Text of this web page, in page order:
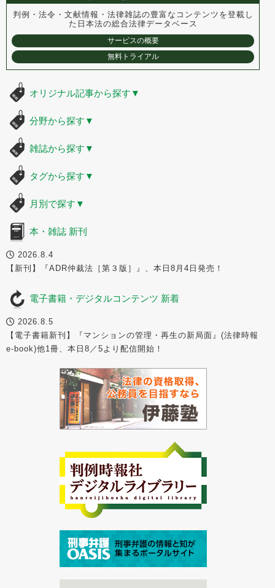
判例・法令・文献情報・法律雑誌の豊富なコンテンツを登載し
た 日本法の総合法律データベース
サービスの概要
無料トライアル
オリジナル記事から探す ▼
分野から探す ▼
雑誌から探す ▼
タグから探す ▼
月別で探す ▼
本・雑誌 新刊
2026.8.4
【新刊】『ADR仲裁法［第３版］』、本日8月4日発売！
電子書籍・デジタルコンテンツ 新着
2026.8.5
【電子書籍新刊】『マンションの管理・再生の新局面』(法律時報
e-book)他1冊、本日8／5より配信開始！